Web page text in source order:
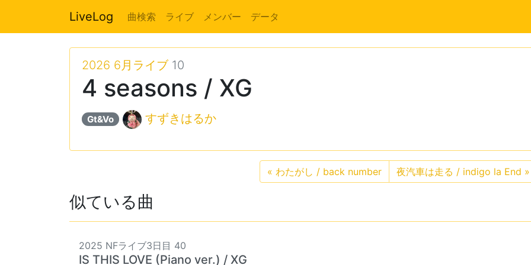
LiveLog 曲検索 ライブ メンバー データ
2026 6月ライブ10
4 seasons / XG
Gt&Vo すずきはるか
« わたがし / back number 夜汽車は走る / indigo la End »
似ている曲
2025 NFライブ3日目 40
IS THIS LOVE (Piano ver.) / XG